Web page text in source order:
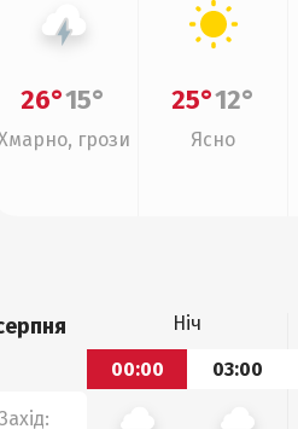
26°15°
грози
25°12°
Ясно
Ніч
00:00
03:00